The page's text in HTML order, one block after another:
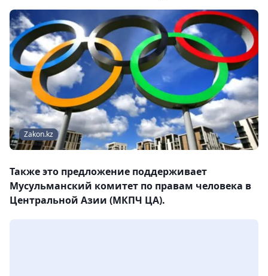
Zakon.kz
Также это предложение поддерживает
Мусульманский комитет по правам человека в
Центральной Азии (МКПЧ ЦА).